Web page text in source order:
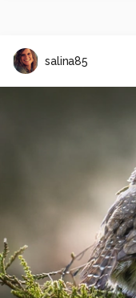
salina85